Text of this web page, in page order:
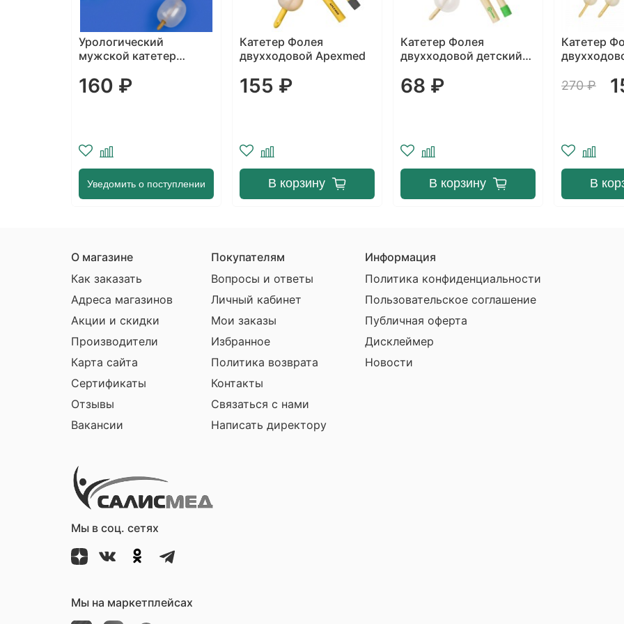
Катетер Фолея
двухходовой Apexmed
155 ₽
В корзину
Катетер Фолея
двухходовой детский
68 ₽
В корзину
Катетер Фолея
двухходовой MEDEREN
270 ₽
В корзину
Катетер
64 ₽
В
О магазине
Как заказать
Адреса магазинов
Акции и скидки
Производители
Карта сайта
Сертификаты
Отзывы
Вакансии
Покупателям
Вопросы и ответы
Личный кабинет
Мои заказы
Избранное
Политика возврата
Контакты
Связаться с нами
Написать директору
Информация
Политика конфиденциальности
Пользовательское соглашение
Публичная оферта
Дисклеймер
Новости
Мы в соц. сетях
Мы на маркетплейсах